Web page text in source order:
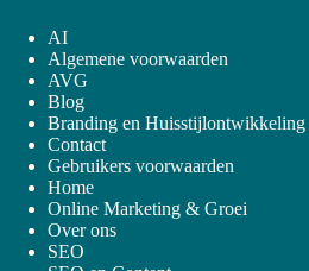
AI
Algemene voorwaarden
AVG
Blog
Branding en Huisstijlontwikkeling
Contact
Gebruikers voorwaarden
Home
Online Marketing & Groei
Over ons
SEO